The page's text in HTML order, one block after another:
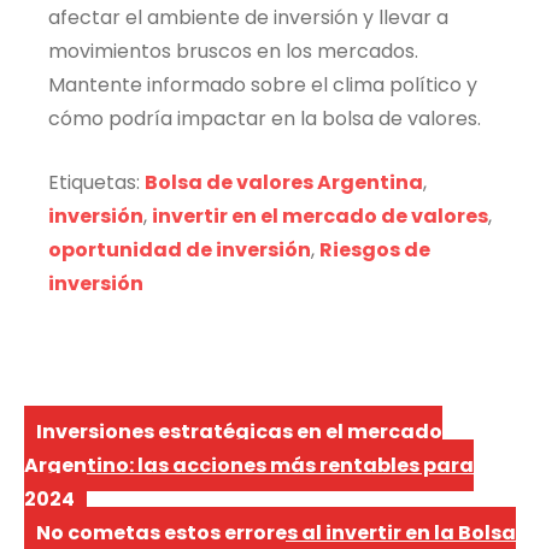
afectar el ambiente de inversión y llevar a
movimientos bruscos en los mercados.
Mantente informado sobre el clima político y
cómo podría impactar en la bolsa de valores.
Etiquetas: Bolsa de valores Argentina,
inversión, invertir en el mercado de valores,
oportunidad de inversión, Riesgos de
inversión
Navegación
de
entradas
Inversiones estratégicas en el mercado
Argentino: las acciones más rentables para
2024
No cometas estos errores al invertir en la Bolsa